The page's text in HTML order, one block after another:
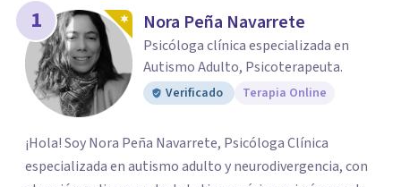
Responde a unas breves preguntas y te ofreceremos
los profesionales que más se ajustan a tus
necesidades.
Responder cuestionario
1 Nora Peña Navarrete
Psicóloga clínica especializada en
Autismo Adulto, Psicoterapeuta.
Verificado Terapia Online
¡Hola! Soy Nora Peña Navarrete, Psicóloga Clínica
especializada en autismo adulto y neurodivergencia, con